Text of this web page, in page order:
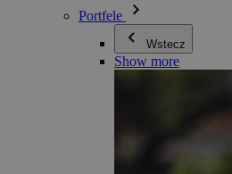
Portfele
Wstecz
Show more